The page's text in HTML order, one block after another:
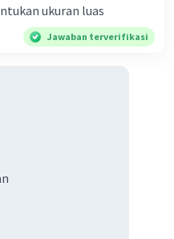
ukuran luas
Jawaban terverifikasi